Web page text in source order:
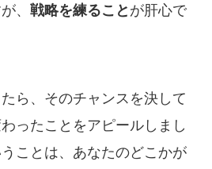
、 戦略を練ること が肝心で
ら、そのチャンスを決して
ったことをアピールしまし
ことは、あなたのどこかが